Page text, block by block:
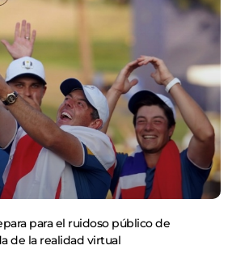
para el ruidoso público de
de la realidad virtual